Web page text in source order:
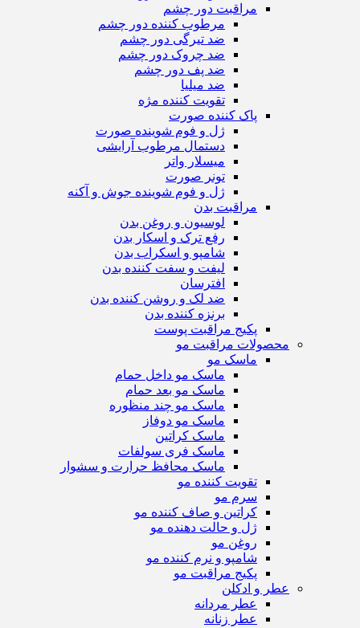
مراقبت دور چشم
مرطوب کننده دور چشم
ضد تیرگی دور چشم
ضد چروک دور چشم
ضد پف دور چشم
ضد میلیا
تقویت کننده مژه
پاک کننده صورت
ژل و فوم شوینده صورت
دستمال مرطوب آرایشی
میسلار واتر
تونر صورت
ژل و فوم شوینده جوش و آکنه
مراقبت بدن
لوسیون و روغن بدن
رفع ترک و اسکار بدن
شامپو و اسکراب بدن
لیفت و سفت کننده بدن
افترسان
ضد لک و روشن کننده بدن
برنزه کننده بدن
پکیج مراقبت پوست
محصولات مراقبت مو
ماسک مو
ماسک مو داخل حمام
ماسک مو بعد حمام
ماسک مو چند منظوره
ماسک مو دوفاز
ماسک کراتین
ماسک فری سولفات
ماسک محافظ حرارت و سشوار
تقویت کننده مو
سرم مو
کراتین و صاف کننده مو
ژل و حالت دهنده مو
روغن مو
شامپو و نرم کننده مو
پکیج مراقبت مو
عطر و ادکلن
عطر مردانه
عطر زنانه